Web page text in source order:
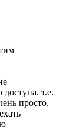
т.е.
просто,